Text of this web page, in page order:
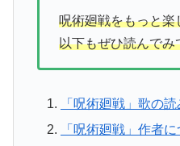
呪術廻戦をもっと楽
以下もぜひ読んでみ
「呪術廻戦」歌の
「呪術廻戦」作者